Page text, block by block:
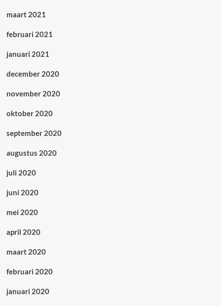
maart 2021
februari 2021
januari 2021
december 2020
november 2020
oktober 2020
september 2020
augustus 2020
juli 2020
juni 2020
mei 2020
april 2020
maart 2020
februari 2020
januari 2020